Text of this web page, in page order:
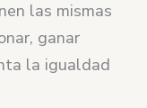
las mismas
ganar
la igualdad